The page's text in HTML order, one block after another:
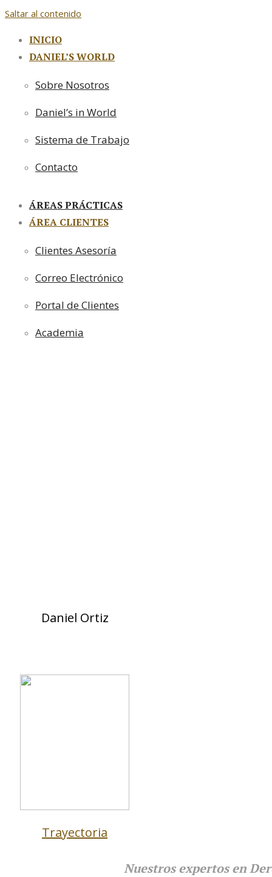
Saltar al contenido
INICIO
DANIEL’S WORLD
Sobre Nosotros
Daniel’s in World
Sistema de Trabajo
Contacto
ÁREAS PRÁCTICAS
ÁREA CLIENTES
Clientes Asesoría
Correo Electrónico
Portal de Clientes
Academia
Daniel Ortiz
Trayectoria
Nuestros expertos en